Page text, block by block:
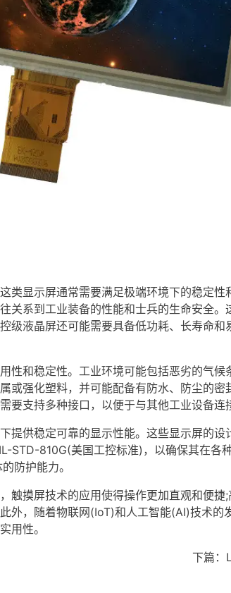
类显示屏通常需要满足极端环境下的稳定
关系到工业装备的性能和士兵的生命安全
液晶屏还可能需要具备低功耗、长寿命
和稳定性。工业环境可能包括恶劣的气
或强化塑料，并可能配备有防水、防尘的
支持多种接口，以便于与其他工业设备连
供稳定可靠的显示性能。这些显示屏的
STD-810G(美国工控标准)，以确保其在各
防护能力。
触摸屏技术的应用使得操作更加直观和便
外，随着物联网(IoT)和人工智能(AI)技术
用性。
下篇：